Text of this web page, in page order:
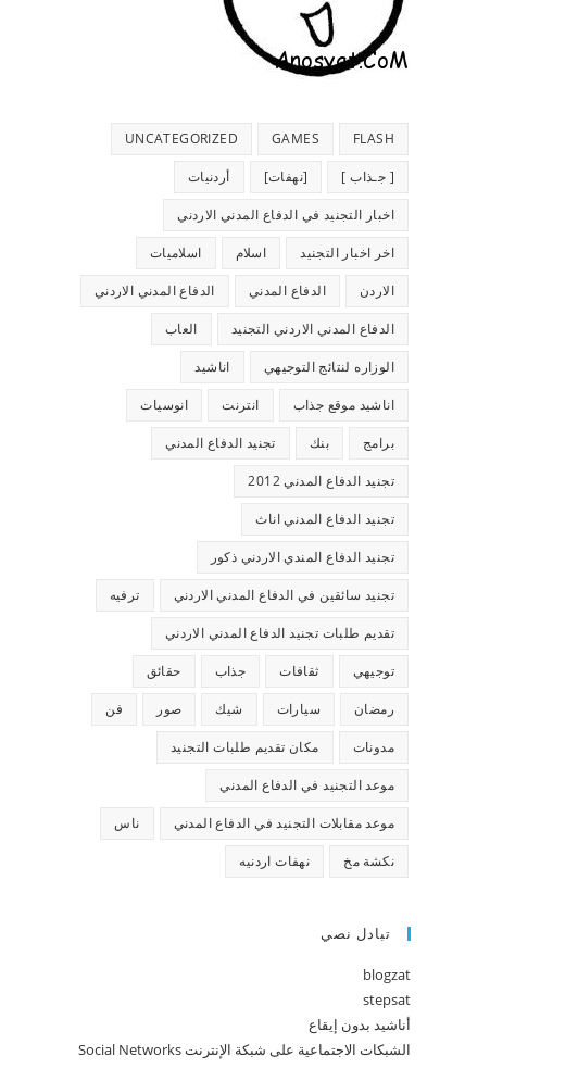
FLASH
GAMES
UNCATEGORIZED
[ جـذاب ] [نهفات] أردنيات
اخبار التجنيد في الدفاع المدني الاردني
اخر اخبار التجنيد اسلام اسلاميات
الاردن الدفاع المدني الدفاع المدني الاردني
الدفاع المدني الاردني التجنيد العاب
الوزاره لنتائج التوجيهي اناشيد
اناشيد موقع جذاب انترنت انوسيات
برامج بنك تجنيد الدفاع المدني
تجنيد الدفاع المدني 2012
تجنيد الدفاع المدني اناث
تجنيد الدفاع المندي الاردني ذكور
تجنيد سائقين في الدفاع المدني الاردني ترفيه
تقديم طلبات تجنيد الدفاع المدني الاردني
توجيهي ثقافات جذاب حقائق
رمضان سيارات شيك صور فن
مدونات مكان تقديم طلبات التجنيد
موعد التجنيد في الدفاع المدني
موعد مقابلات التجنيد في الدفاع المدني ناس
نكشة مخ نهفات اردنيه
تبادل نصي
blogzat
stepsat
أناشيد بدون إيقاع
الشبكات الاجتماعية على شبكة الإنترنت Social Networks